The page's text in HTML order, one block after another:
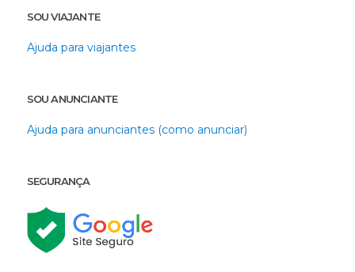
SOU VIAJANTE
Ajuda para viajantes
SOU ANUNCIANTE
Ajuda para anunciantes (como anunciar)
SEGURANÇA